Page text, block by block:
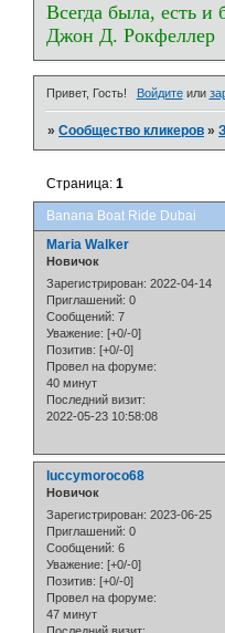
Всегда была, есть
Джон Д. Рокфеллер
Привет, Гость! Войдитеили
»Сообщество кликеров »
Banana Boat Ride Dubai
Страница:1
Maria Walker
Новичок
Зарегистрирован: 2022-04-14
Приглашений: 0
Сообщений: 7
Уважение: [+0/-0]
Позитив: [+0/-0]
Провел на форуме:
40 минут
Последний визит:
2022-05-23 10:58:08
luccymoroco68
Новичок
Зарегистрирован: 2023-06-25
Приглашений: 0
Сообщений: 6
Уважение: [+0/-0]
Позитив: [+0/-0]
Провел на форуме:
47 минут